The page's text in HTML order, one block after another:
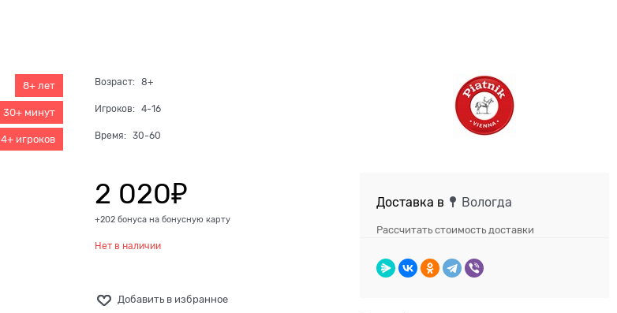
8+ лет
30+ минут
4+ игроков
Возраст: 8+
Игроков: 4-16
Время: 30-60
2 020₽
+202 бонуса на бонусную карту
Нет в наличии
Добавить в избранное
Доставка в Вологда
Рассчитать стоимость доставки